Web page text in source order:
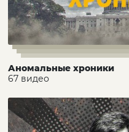
Аномальные хроники
67 видео